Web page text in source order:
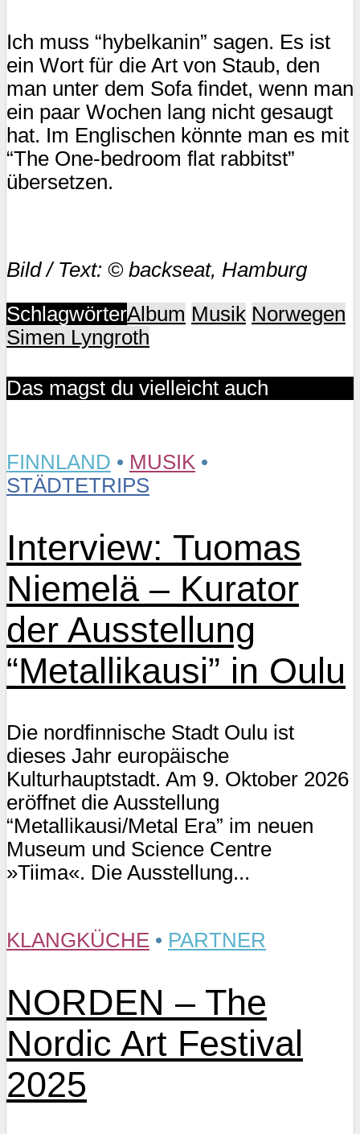
Ich muss “hybelkanin” sagen. Es ist
ein Wort für die Art von Staub, den
man unter dem Sofa findet, wenn man
ein paar Wochen lang nicht gesaugt
hat. Im Englischen könnte man es mit
“The One-bedroom flat rabbitst”
übersetzen.
Bild / Text: © backseat, Hamburg
SchlagwörterAlbum Musik Norwegen
Simen Lyngroth
Das magst du vielleicht auch
FINNLAND • MUSIK •
STÄDTETRIPS
Interview: Tuomas
Niemelä – Kurator
der Ausstellung
“Metallikausi” in Oulu
Die nordfinnische Stadt Oulu ist
dieses Jahr europäische
Kulturhauptstadt. Am 9. Oktober 2026
eröffnet die Ausstellung
“Metallikausi/Metal Era” im neuen
Museum und Science Centre
»Tiima«. Die Ausstellung...
KLANGKÜCHE • PARTNER
NORDEN – The
Nordic Art Festival
2025